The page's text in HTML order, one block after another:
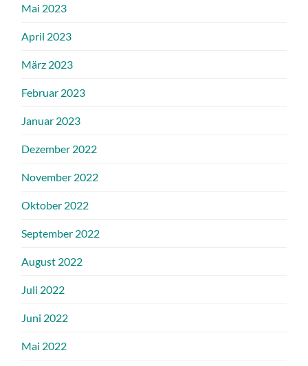
Mai 2023
April 2023
März 2023
Februar 2023
Januar 2023
Dezember 2022
November 2022
Oktober 2022
September 2022
August 2022
Juli 2022
Juni 2022
Mai 2022